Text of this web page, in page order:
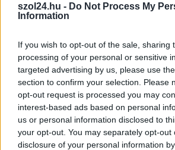
szol24.hu - Do Not Process My
Information
If you wish to opt-out of the sale, sharing
processing of your personal or sensitive
targeted advertising by us, please use
section to confirm your selection. Please
opt-out request is processed you may
interest-based ads based on personal
us or personal information disclosed to
your opt-out. You may separately opt-out
disclosure of your personal information
2026.08.07. Farkas András
Ön szerint hogy készül a
habos isler?
Igazi retró klasszikus desszert, amelyet